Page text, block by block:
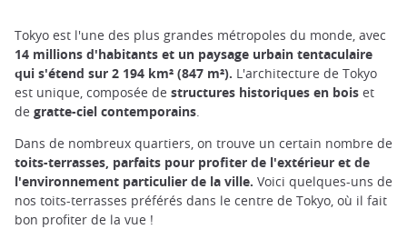
Tokyo est l'une des plus grandes métropoles du monde, avec
14 millions d'habitants et un paysage urbain tentaculaire
qui s'étend sur 2 194 km² (847 m²). L'architecture de Tokyo
est unique, composée de structures historiques en bois et
de gratte-ciel contemporains.
Dans de nombreux quartiers, on trouve un certain nombre de
toits-terrasses, parfaits pour profiter de l'extérieur et de
l'environnement particulier de la ville. Voici quelques-uns de
nos toits-terrasses préférés dans le centre de Tokyo, où il fait
bon profiter de la vue !